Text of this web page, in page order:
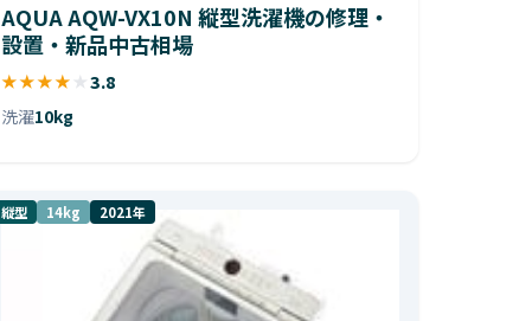
AQUA AQW-VX10N 縦型洗濯機の修理・
設置・新品中古相場
★★★★ ★ 3.8
洗濯10kg
縦型 14kg 2021年